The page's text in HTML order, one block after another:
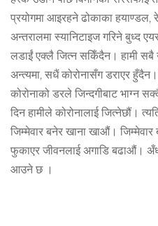
प्रयोगमा आइरहने ढोकाका
अन्तरालमा स्यानिटाइज गरिने बुध्द
लडाईं एक्लै जित्न सकिँदैन। हामी सबै
अन्त्यमा, सधैं कोरोनासँग डराएर
कोरोनाको डरले जिन्दगीबाट भाग्न
दिन हामीले कोरोनालाई जित्नेछौं।
जिम्मेवार बनेर खाना खाऔं। जिम्मेवार
फुकाएर जीवनलाई अगाडि बढाऔं।
आउने छ ।